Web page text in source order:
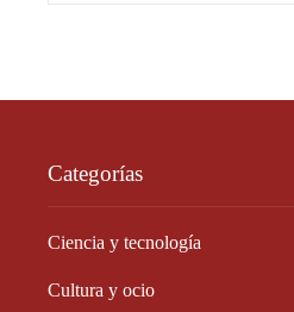
Categorías
Ciencia y tecnología
Cultura y ocio